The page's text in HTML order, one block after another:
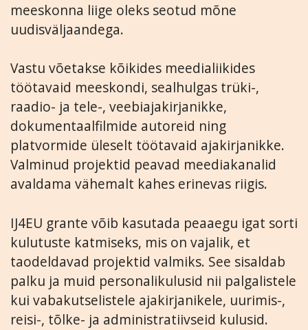
meeskonna liige oleks seotud mõne
uudisväljaandega.
Vastu võetakse kõikides meedialiikides
töötavaid meeskondi, sealhulgas trüki-,
raadio- ja tele-, veebiajakirjanikke,
dokumentaalfilmide autoreid ning
platvormide üleselt töötavaid ajakirjanikke.
Valminud projektid peavad meediakanalid
avaldama vähemalt kahes erinevas riigis.
IJ4EU grante võib kasutada peaaegu igat sorti
kulutuste katmiseks, mis on vajalik, et
taodeldavad projektid valmiks. See sisaldab
palku ja muid personalikulusid nii palgalistele
kui vabakutselistele ajakirjanikele, uurimis-,
reisi-, tõlke- ja administratiivseid kulusid.